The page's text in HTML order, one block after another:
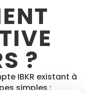
?
IBKR existant à
simples :